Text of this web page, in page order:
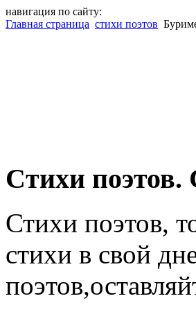
навигация по сайту:
Главная страница стихи поэтов
Cтихи
Стихи поэтов,
стихи в свой